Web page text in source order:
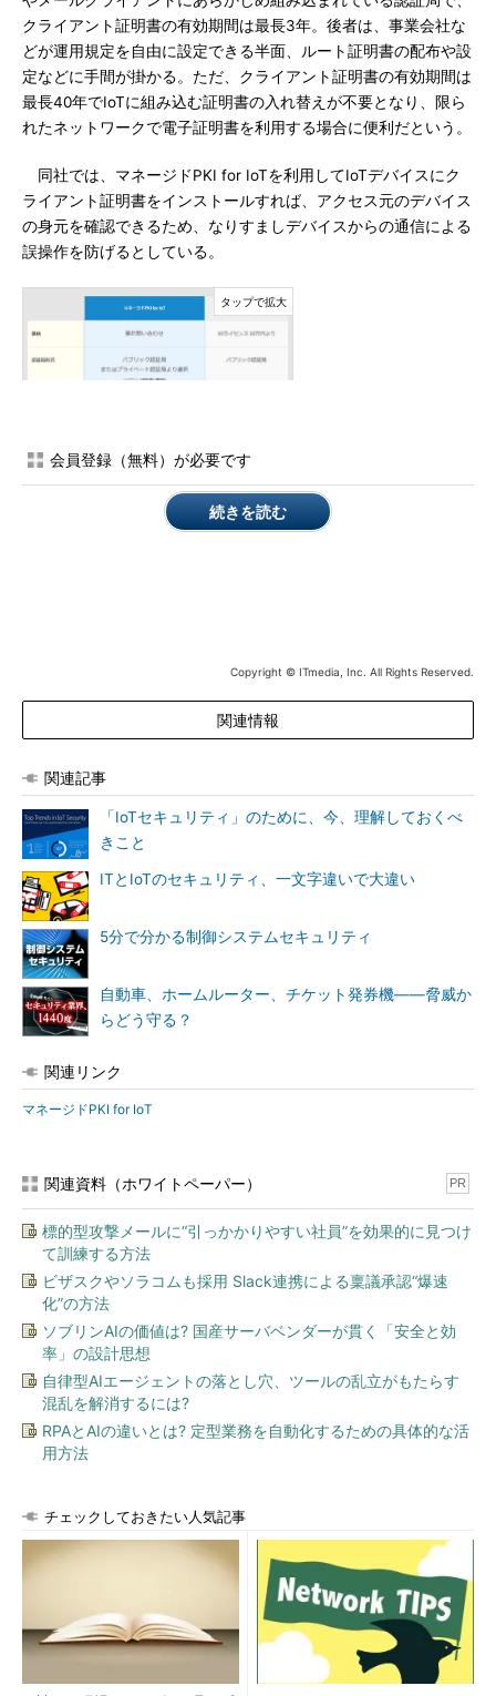
クライアント証明書の有効期間は最長3年。後者は、事業会社な
どが運用規定を自由に設定できる半面、ルート証明書の配布や設
定などに手間が掛かる。ただ、クライアント証明書の有効期間は
最長40年でIoTに組み込む証明書の入れ替えが不要となり、限ら
れたネットワークで電子証明書を利用する場合に便利だという。
同社では、マネージドPKI for IoTを利用してIoTデバイスにク
ライアント証明書をインストールすれば、アクセス元のデバイス
の身元を確認できるため、なりすましデバイスからの通信による
誤操作を防げるとしている。
会員登録（無料）が必要です
続きを読む
Copyright © ITmedia, Inc. All Rights Reserved.
関連情報
関連記事
「IoTセキュリティ」のために、今、理解しておくべ
きこと
ITとIoTのセキュリティ、一文字違いで大違い
5分で分かる制御システムセキュリティ
自動車、ホームルーター、チケット発券機――脅威か
らどう守る？
関連リンク
マネージドPKI for IoT
関連資料（ホワイトペーパー） PR
標的型攻撃メールに“引っかかりやすい社員”を効果的に見つけ
て訓練する方法
ビザスクやソラコムも採用 Slack連携による稟議承認“爆速
化”の方法
ソブリンAIの価値は? 国産サーバベンダーが貫く「安全と効
率」の設計思想
自律型AIエージェントの落とし穴、ツールの乱立がもたらす
混乱を解消するには?
RPAとAIの違いとは? 定型業務を自動化するための具体的な活
用方法
チェックしておきたい人気記事